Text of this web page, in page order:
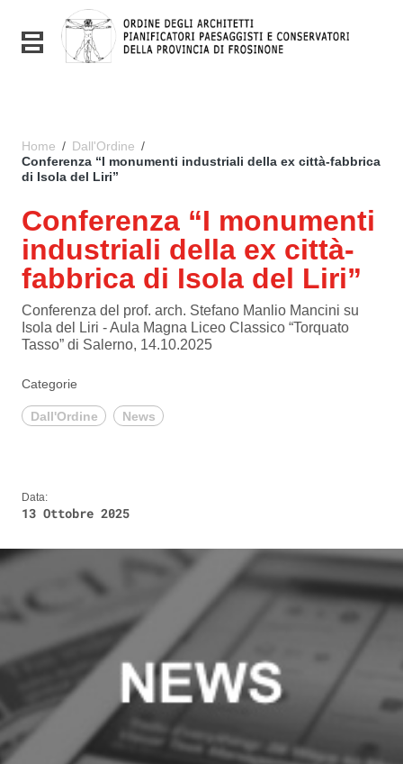
Vai ai contenuti
Vai al menu di navigazione
Vai al footer
Toggle navigation
Home / Dall'Ordine /
Conferenza “I monumenti industriali della ex città-fabbrica
di Isola del Liri”
Conferenza “I monumenti
industriali della ex città-
fabbrica di Isola del Liri”
Conferenza del prof. arch. Stefano Manlio Mancini su
Isola del Liri - Aula Magna Liceo Classico “Torquato
Tasso” di Salerno, 14.10.2025
Categorie
Dall'Ordine News
Data:
13 Ottobre 2025